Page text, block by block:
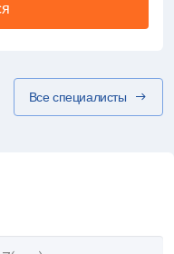
Все специалисты